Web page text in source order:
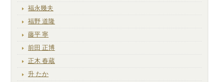
福永幾夫
福野 道隆
藤平 寧
前田 正博
正木 春蔵
升 たか